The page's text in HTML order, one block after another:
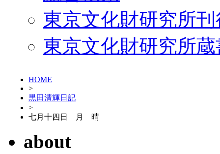
東京文化財研究所
東京文化財研究所
HOME
>
黒田清輝日記
>
七月十四日 月 晴
about